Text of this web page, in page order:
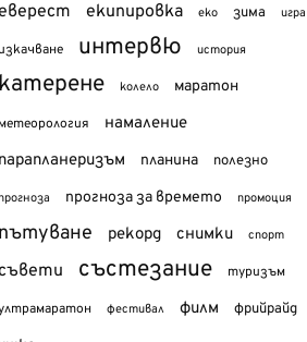
екипировка еко зима игра
интервю история
колело маратон
намаление
планина полезно
прогноза за времето промоция
рекорд снимки спорт
състезание туризъм
фестивал филм фрийрайд